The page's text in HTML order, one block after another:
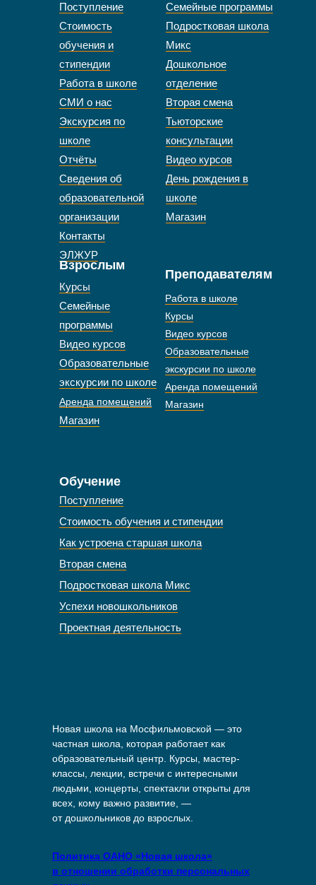
Поступление
Стоимость
обучения и
стипендии
Работа в школе
СМИ о нас
Экскурсия по
школе
Отчёты
Сведения об
образовательной
организации
Контакты
ЭЛЖУР
Семейные программы
Подростковая школа
Микс
Дошкольное
отделение
Вторая смена
Тьюторские
консультации
Видео курсов
День рождения в
школе
Магазин
Взрослым
Новая школа на Мосфильмовской — это
частная школа, которая работает как
образовательный центр. Курсы, мастер-
классы, лекции, встречи с интересными
людьми, концерты, спектакли открыты для
всех, кому важно развитие, —
от дошкольников до взрослых.
Обучение
Курсы
Семейные
программы
Видео курсов
Образовательные
экскурсии по школе
Аренда помещений
Магазин
Преподавателям
Работа в школе
Курсы
Видео курсов
Образовательные
экскурсии по школе
Аренда помещений
Магазин
Поступление
Стоимость обучения и стипендии
Как устроена старшая школа
Вторая смена
Подростковая школа Микс
Успехи новошкольников
Проектная деятельность
Политика ОАНО «Новая школа»
в отношении обработки персональных